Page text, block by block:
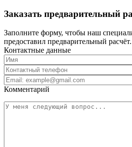
Заказать предварительный
Заполните форму, чтобы наш
предоставил предварительный расчёт.
Контактные данные
Комментарий